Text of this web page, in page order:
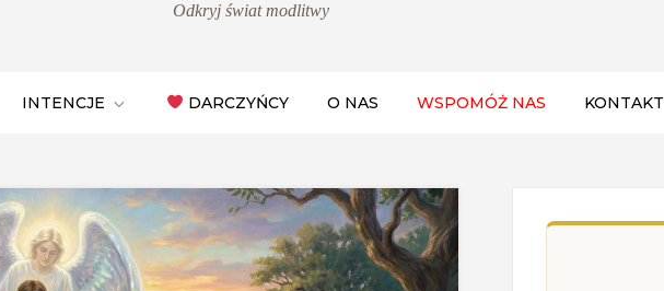
Odkryj świat modlitwy
INTENCJE DARCZYŃCY O NAS WSPOMÓŻ NAS KONTAKT